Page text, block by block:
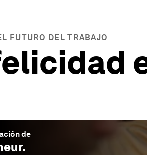
FUTURO DEL TRABAJO
de
.